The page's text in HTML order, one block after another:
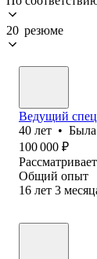
20 резюме
Ведущий
40 лет • Была
100 000 ₽
Общий опыт
16 лет 3